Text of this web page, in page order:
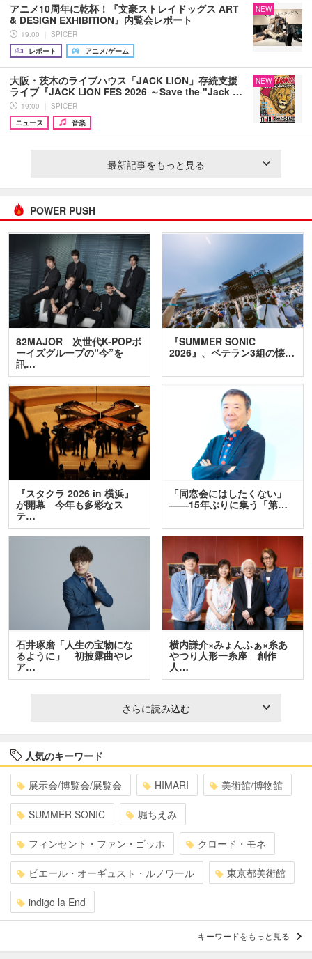
アニメ10周年に乾杯！『文豪ストレイドッグス ART
& DESIGN EXHIBITION』内覧会レポート
19:00 ｜ SPICER
レポート
アニメ/ゲーム
NEW
大阪・茨木のライブハウス「JACK LION」存続支援
ライブ『JACK LION FES 2026 ～Save the "Jack …
19:00 ｜ SPICER
ニュース
音楽
NEW
最新記事をもっと見る
POWER PUSH
82MAJOR 次世代K-POPボ
ーイズグループの“今”を
訊…
『SUMMER SONIC
2026』、ベテラン3組の懐…
『スタクラ 2026 in 横浜』
が開幕 今年も多彩なス
テ…
「同窓会にはしたくない」
――15年ぶりに集う「第…
石井琢磨「人生の宝物にな
るように」 初披露曲やレ
ア…
横内謙介×みょんふぁ×糸あ
やつり人形一糸座 創作
人…
さらに読み込む
人気のキーワード
展示会/博覧会/展覧会 HIMARI 美術館/博物館
SUMMER SONIC 堀ちえみ
フィンセント・ファン・ゴッホ クロード・モネ
ピエール・オーギュスト・ルノワール 東京都美術館
indigo la End
キーワードをもっと見る